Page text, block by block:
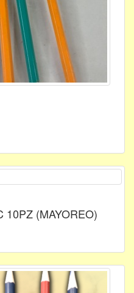
10PZ (MAYOREO)